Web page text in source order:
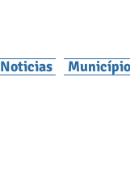
Noticias